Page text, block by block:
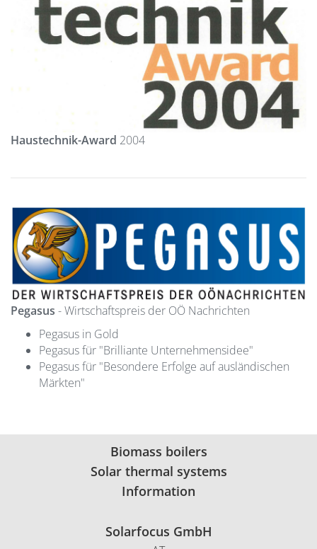
Haustechnik-Award 2004
Pegasus - Wirtschaftspreis der OÖ Nachrichten
Pegasus in Gold
Pegasus für "Brilliante Unternehmensidee"
Pegasus für "Besondere Erfolge auf ausländischen
Märkten"
Biomass boilers
Solar thermal systems
Information
Solarfocus GmbH